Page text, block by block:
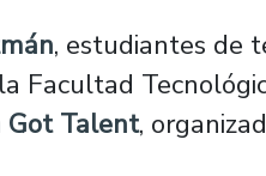
, estudiantes de
Facultad
Got Talent,